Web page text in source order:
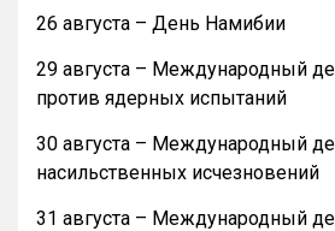
26 августа – День Намибии
29 августа – Международный
против ядерных испытаний
30 августа – Международный
насильственных исчезновений
31 августа – Международный